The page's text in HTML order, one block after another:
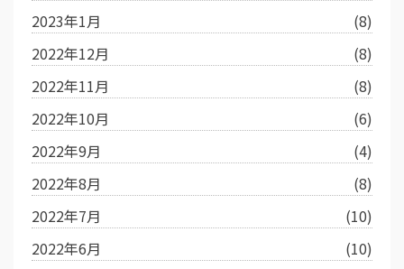
2023年1月
(8)
2022年12月
(8)
2022年11月
(8)
2022年10月
(6)
2022年9月
(4)
2022年8月
(8)
2022年7月
(10)
2022年6月
(10)